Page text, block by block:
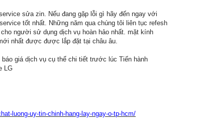
sửa zin. Nếu đang gặp lỗi gì hãy đến ngay với
tốt nhất. Những năm qua chúng tôi liên tục refesh
người sử dụng dịch vụ hoàn hảo nhất. mặt kính
nhất được được lắp đặt tại châu âu.
giá dịch vụ cụ thể chi tiết trước lúc Tiến hành
LG
luong-uy-tin-chinh-hang-lay-ngay-o-tp-hcm/